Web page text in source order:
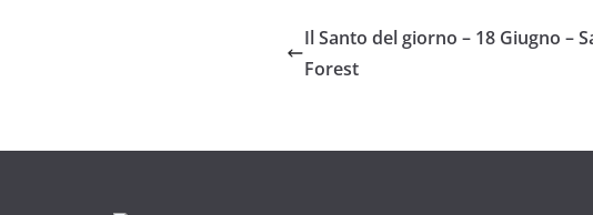
Il Santo del giorno – 18 Giugno –
Forest